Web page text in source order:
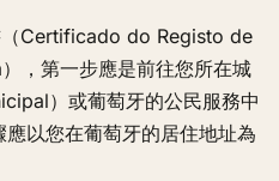
（Certificado do Registo de
，第一步應是前往您所在城
）或葡萄牙的公民服務中
以您在葡萄牙的居住地址為